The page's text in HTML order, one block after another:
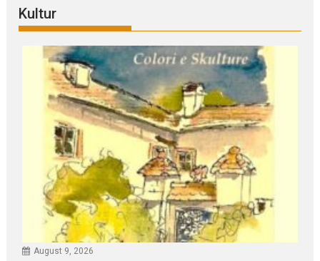
Kultur
August 9, 2026